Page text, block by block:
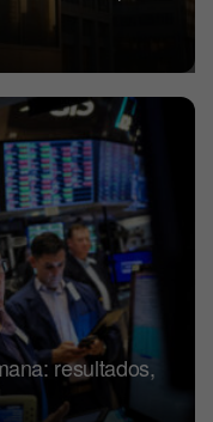
resultados,